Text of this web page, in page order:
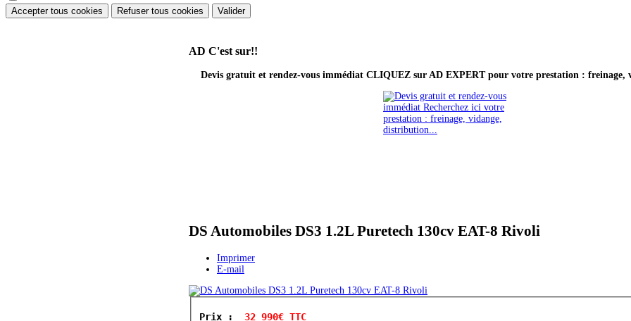
Accepter tous cookies Refuser tous cookies Valider
AD C'est sur!!
Devis gratuit et rendez-vous immédiat CLIQUEZ sur AD EXPERT pour votre prestation : freinage,
DS Automobiles DS3 1.2L Puretech 130cv EAT-8 Rivoli
Imprimer
E-mail
Prix : 32 990€ TTC